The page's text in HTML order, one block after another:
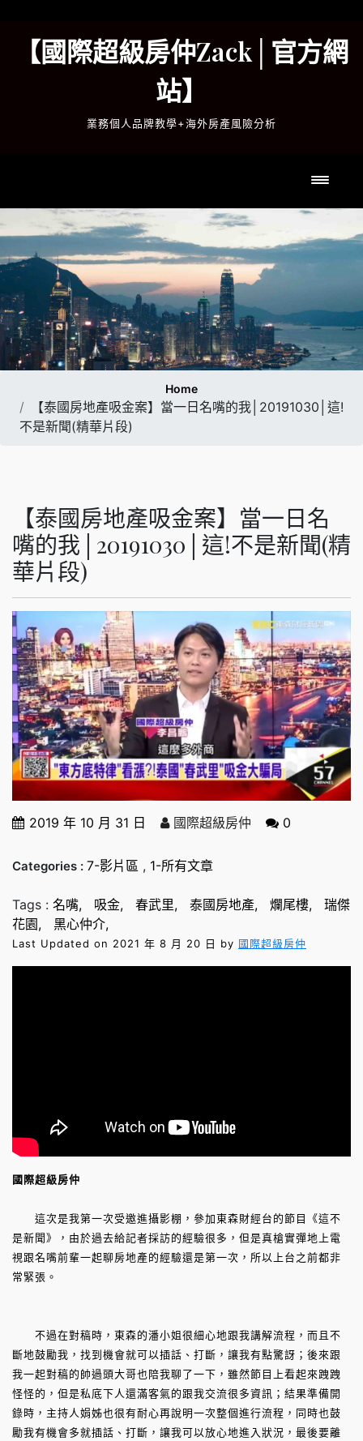
content【國際超級房仲Zack│官方網
站】
業務個人品牌教學+海外房產風險分析
Home
【泰國房地產吸金案】當一日名嘴的我│20191030│這!
不是新聞(精華片段)
【泰國房地產吸金案】當一日名
嘴的我│20191030│這!不是新聞(精
華片段)
2019 年 10 月 31 日 國際超級房仲 0
Categories : 7-影片區 , 1-所有文章
Tags : 名嘴 吸金 春武里 泰國房地產 爛尾樓
瑞傑
花園
黑心仲介
Last Updated on 2021 年 8 月 20 日 by 國際超級房仲
國際超級房仲
這次是我第一次受邀進攝影棚，參加東森財經台的節目《這不
是新聞》，由於過去給記者採訪的經驗很多，但是真槍實彈地上電
視跟名嘴前輩一起聊房地產的經驗還是第一次，所以上台之前都非
常緊張。
不過在對稿時，東森的潘小姐很細心地跟我講解流程，而且不
斷地鼓勵我，找到機會就可以插話、打斷，讓我有點驚訝；後來跟
我一起對稿的帥過頭大哥也陪我聊了一下，雖然節目上看起來跩跩
怪怪的，但是私底下人還滿客氣的跟我交流很多資訊；結果準備開
錄時，主持人娟姊也很有耐心再說明一次整個進行流程，同時也鼓
勵我有機會多就插話、打斷，讓我可以放心地進入狀況，最後要離